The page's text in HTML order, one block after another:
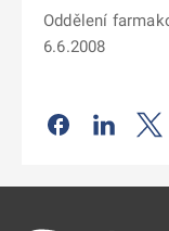
Oddělení
6.6.2008
Odkaz se